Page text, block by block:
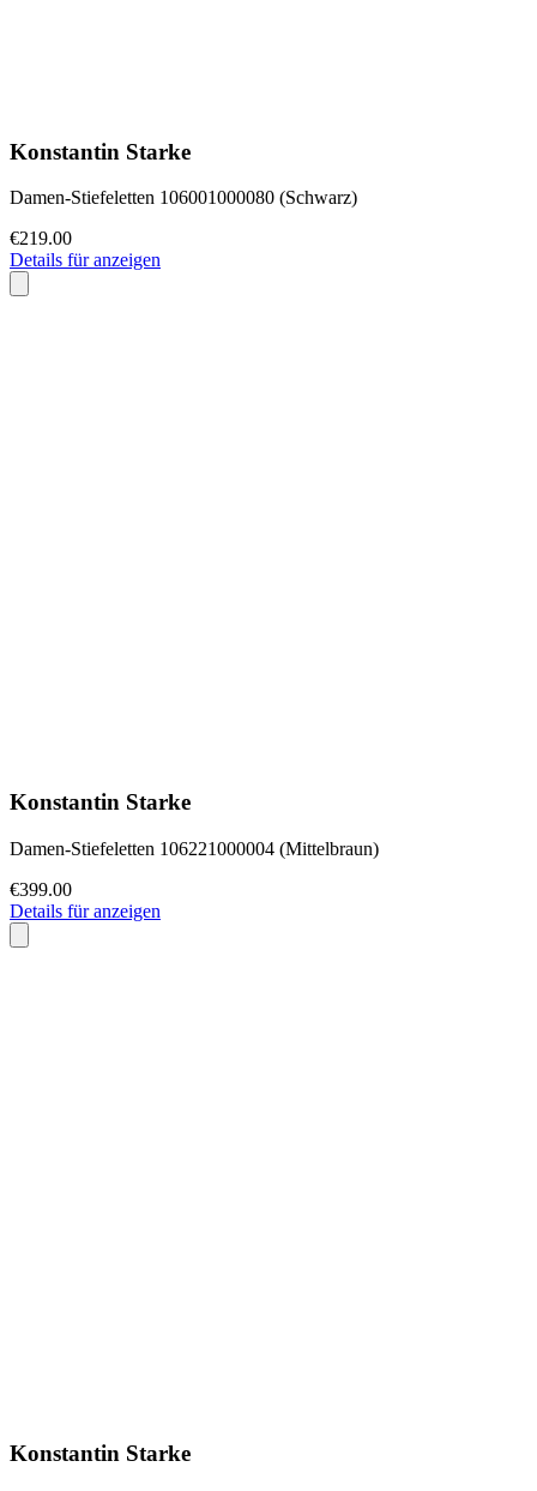
Konstantin Starke
Damen-Stiefeletten 106001000080 (Schwarz)
€219.00
Details für anzeigen
Konstantin Starke
Damen-Stiefeletten 106221000004 (Mittelbraun)
€399.00
Details für anzeigen
Konstantin Starke